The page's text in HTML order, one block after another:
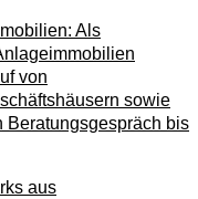
Als
von
sowie
Beratungsgespräch bis
aus